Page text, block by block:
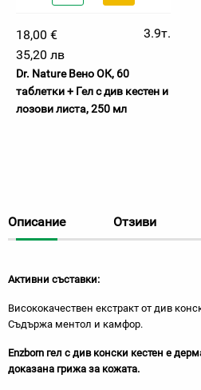
18,00 €
3.9т.
35,20 лв
Dr. Nature Вено ОК, 60
таблетки + Гел с див кестен и
лозови листа, 250 мл
Описание Отзиви
Активни съставки:
Висококачествен екстракт от див
Съдържа ментол и камфор.
Enzborn гел с див конски кестен е
доказана грижа за кожата.